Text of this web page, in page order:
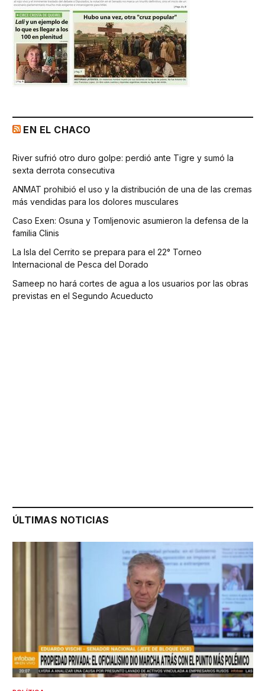
EN EL CHACO
River sufrió otro duro golpe: perdió ante Tigre y sumó la
sexta derrota consecutiva
ANMAT prohibió el uso y la distribución de una de las cremas
más vendidas para los dolores musculares
Caso Exen: Osuna y Tomljenovic asumieron la defensa de la
familia Clinis
La Isla del Cerrito se prepara para el 22° Torneo
Internacional de Pesca del Dorado
Sameep no hará cortes de agua a los usuarios por las obras
previstas en el Segundo Acueducto
ÚLTIMAS NOTICIAS